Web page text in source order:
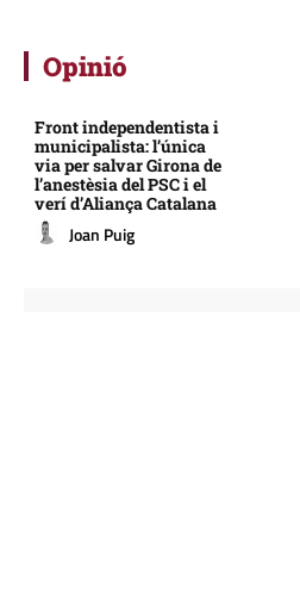
Opinió
Front independentista i
municipalista: l’única
via per salvar Girona de
l’anestèsia del PSC i el
verí d’Aliança Catalana
Joan Puig